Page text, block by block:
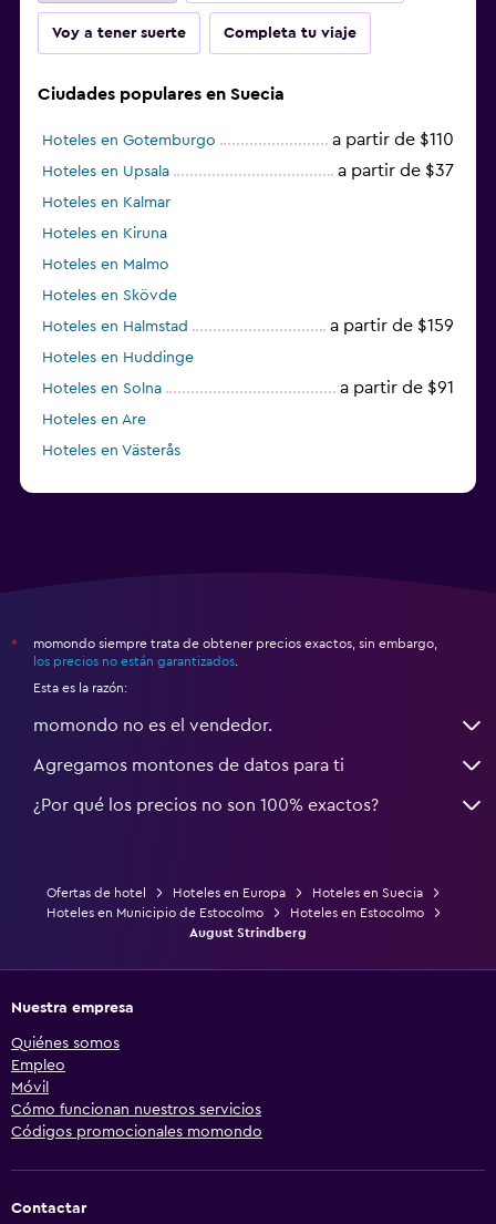
Voy a tener suerte Completa tu viaje
Ciudades populares en Suecia
Hoteles en Gotemburgo a partir de $110
Hoteles en Upsala a partir de $37
Hoteles en Kalmar
Hoteles en Kiruna
Hoteles en Malmo
Hoteles en Skövde
Hoteles en Halmstad
a partir de $159
Hoteles en Huddinge
Hoteles en Solna
a partir de $91
Hoteles en Are
Hoteles en Västerås
*
momondo siempre trata de obtener precios exactos, sin embargo,
los precios no están garantizados
Esta es la razón:
momondo no es el vendedor.
Agregamos montones de datos para ti
¿Por qué los precios no son 100% exactos?
Ofertas de hotel Hoteles en Europa
Hoteles en Suecia
Hoteles en Municipio de Estocolmo
Hoteles en Estocolmo
August Strindberg
Nuestra empresa
Quiénes somos
Empleo
Móvil
Cómo funcionan nuestros servicios
Códigos promocionales momondo
Contactar